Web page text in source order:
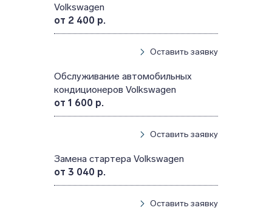
Volkswagen
от 2 400 р.
Оставить заявку
Обслуживание автомобильных
кондиционеров Volkswagen
от 1 600 р.
Оставить заявку
Замена стартера Volkswagen
от 3 040 р.
Оставить заявку